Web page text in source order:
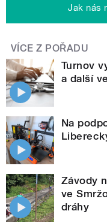
Jak nás
VÍCE Z POŘADU
Turnov
a další
Na
Závody
ve
dráhy